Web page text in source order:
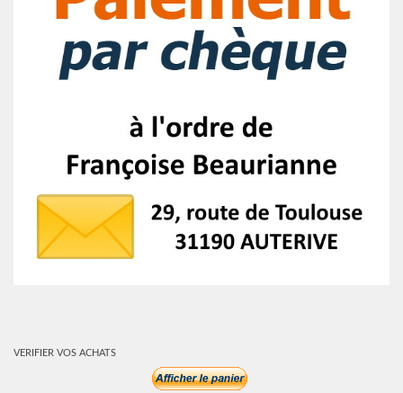
VERIFIER VOS ACHATS